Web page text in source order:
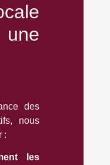
des
nous
:
les